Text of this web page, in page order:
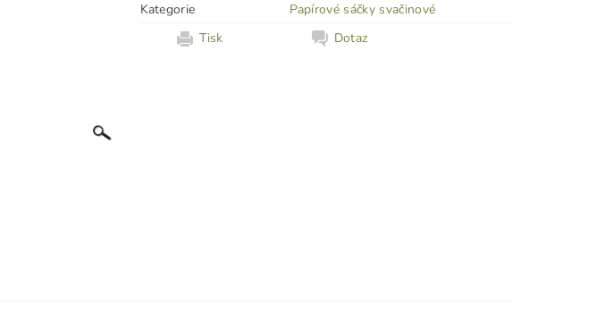
Kategorie
Papírové sáčky svačinové
Tisk
Dotaz